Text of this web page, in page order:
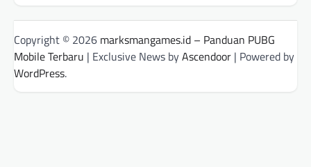
Copyright © 2026 marksmangames.id – Panduan PUBG
Mobile Terbaru | Exclusive News byAscendoor | Powered by
WordPress.